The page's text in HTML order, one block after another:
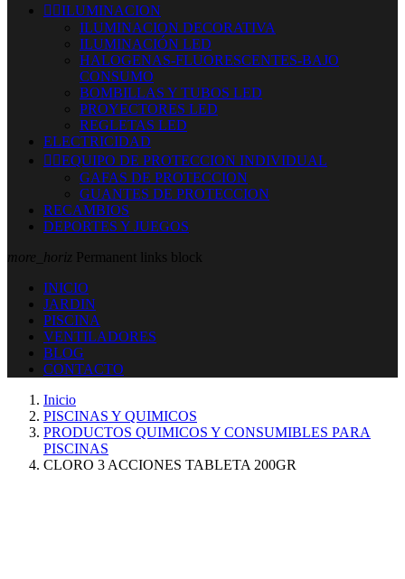
 ILUMINACION
ILUMINACION DECORATIVA
ILUMINACIÓN LED
HALOGENAS-FLUORESCENTES-BAJO
CONSUMO
BOMBILLAS Y TUBOS LED
PROYECTORES LED
REGLETAS LED
ELECTRICIDAD
 EQUIPO DE PROTECCION INDIVIDUAL
GAFAS DE PROTECCION
GUANTES DE PROTECCION
RECAMBIOS
DEPORTES Y JUEGOS
more_horiz Permanent links block
INICIO
JARDIN
PISCINA
VENTILADORES
BLOG
CONTACTO
Inicio
PISCINAS Y QUIMICOS
PRODUCTOS QUIMICOS Y CONSUMIBLES PARA
PISCINAS
CLORO 3 ACCIONES TABLETA 200GR